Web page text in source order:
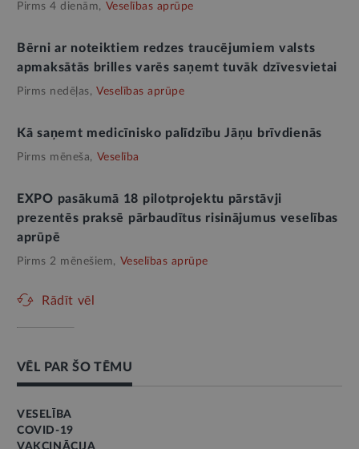
Pirms 4 dienām, Veselības aprūpe
Bērni ar noteiktiem redzes traucējumiem valsts
apmaksātās brilles varēs saņemt tuvāk dzīvesvietai
Pirms nedēļas, Veselības aprūpe
Kā saņemt medicīnisko palīdzību Jāņu brīvdienās
Pirms mēneša, Veselība
EXPO pasākumā 18 pilotprojektu pārstāvji
prezentēs praksē pārbaudītus risinājumus veselības
aprūpē
Pirms 2 mēnešiem, Veselības aprūpe
Rādīt vēl
VĒL PAR ŠO TĒMU
VESELĪBA
COVID-19
VAKCINĀCIJA